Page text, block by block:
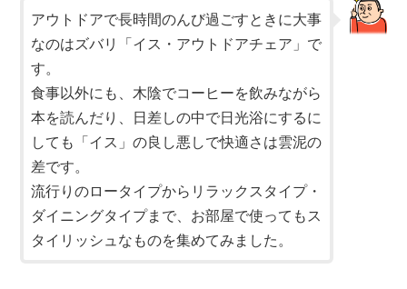
アウトドアで長時間のんび過ごすときに大事
なのはズバリ「イス・アウトドアチェア」で
す。
食事以外にも、木陰でコーヒーを飲みながら
本を読んだり、日差しの中で日光浴にするに
しても「イス」の良し悪しで快適さは雲泥の
差です。
流行りのロータイプからリラックスタイプ・
ダイニングタイプまで、お部屋で使ってもス
タイリッシュなものを集めてみました。